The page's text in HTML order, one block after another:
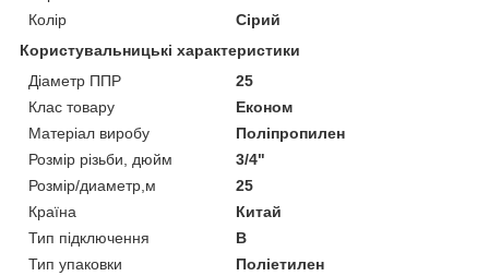
Колір
Сірий
Користувальницькі характеристики
Діаметр ППР
25
Клас товару
Економ
Матеріал виробу
Поліпропилен
Розмір різьби, дюйм
3/4"
Розмір/диаметр,м
25
Країна
Китай
Тип підключення
В
Тип упаковки
Поліетилен